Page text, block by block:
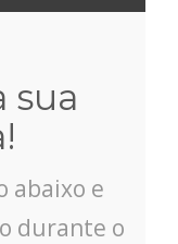
sua
abaixo e
durante o